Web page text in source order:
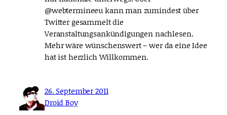
@webtermineeu kann man zumindest über
Twitter gesammelt die
Veranstaltungsankündigungen nachlesen.
Mehr wäre wünschenswert – wer da eine Idee
hat ist herzlich Willkommen.
26. September 2011
Droid Boy